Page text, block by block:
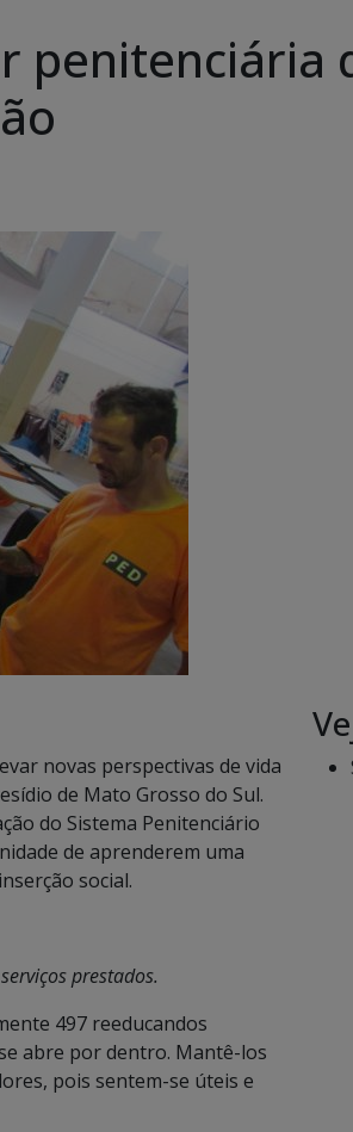
penitenciária
novas perspectivas de vida
de Mato Grosso do Sul.
do Sistema Penitenciário
de aprenderem uma
social.
prestados.
497 reeducandos
abre por dentro. Mantê-los
pois sentem-se úteis e